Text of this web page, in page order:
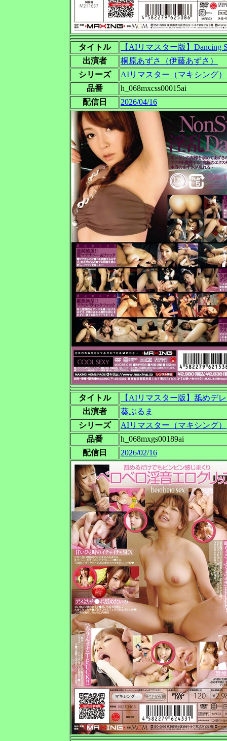
タイトル
【AIリマスター版】Dancing
出演者
桐原あずさ（伊藤あずさ）
シリーズ
AIリマスター（マキシング）
品番
h_068mxcss00015ai
配信日
2026/04/16
タイトル
【AIリマスター版】舐めデ
出演者
葵ぶるま
シリーズ
AIリマスター（マキシング）
品番
h_068mxgs00189ai
配信日
2026/02/16